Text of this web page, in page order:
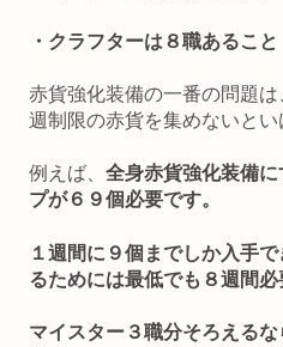
・クラフターは８職あること
赤貨強化装備の一番の問題
週制限の赤貨を集めないとい
例えば、 全身赤貨強化装備
プが６９個必要です。
１週間に９個までしか入手
るためには最低でも８週間必
マイスター３職分そろえる